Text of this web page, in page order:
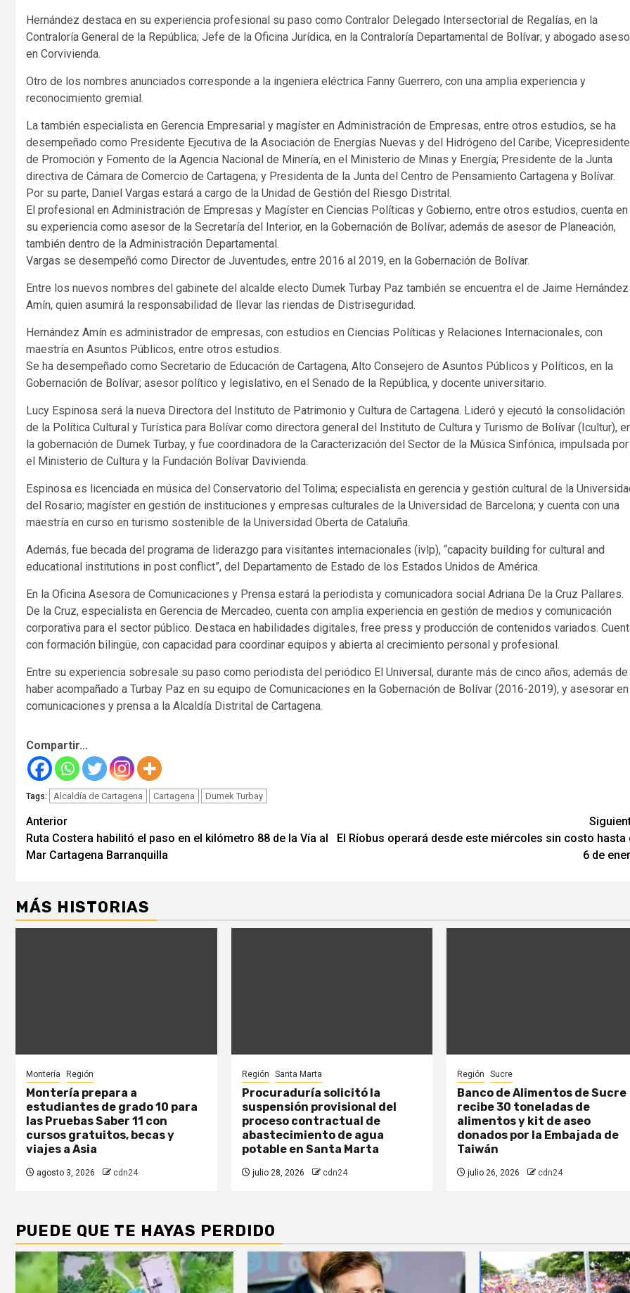
Hernández destaca en su experiencia profesional su paso como Contralor Delegado Intersectorial de Regalías, en la
Contraloría General de la República; Jefe de la Oficina Jurídica, en la Contraloría Departamental de Bolívar; y abogado
en Corvivienda.
Otro de los nombres anunciados corresponde a la ingeniera eléctrica Fanny Guerrero, con una amplia experiencia y
reconocimiento gremial.
La también especialista en Gerencia Empresarial y magíster en Administración de Empresas, entre otros estudios, se ha
desempeñado como Presidente Ejecutiva de la Asociación de Energías Nuevas y del Hidrógeno del Caribe; Vicepresidente
de Promoción y Fomento de la Agencia Nacional de Minería, en el Ministerio de Minas y Energía; Presidente de la Junta
directiva de Cámara de Comercio de Cartagena; y Presidenta de la Junta del Centro de Pensamiento Cartagena y Bolívar.
Por su parte, Daniel Vargas estará a cargo de la Unidad de Gestión del Riesgo Distrital.
El profesional en Administración de Empresas y Magíster en Ciencias Políticas y Gobierno, entre otros estudios, cuenta en
su experiencia como asesor de la Secretaría del Interior, en la Gobernación de Bolívar; además de asesor de Planeación,
también dentro de la Administración Departamental.
Vargas se desempeñó como Director de Juventudes, entre 2016 al 2019, en la Gobernación de Bolívar.
Entre los nuevos nombres del gabinete del alcalde electo Dumek Turbay Paz también se encuentra el de Jaime Hernández
Amín, quien asumirá la responsabilidad de llevar las riendas de Distriseguridad.
Hernández Amín es administrador de empresas, con estudios en Ciencias Políticas y Relaciones Internacionales, con
maestría en Asuntos Públicos, entre otros estudios.
Se ha desempeñado como Secretario de Educación de Cartagena, Alto Consejero de Asuntos Públicos y Políticos, en la
Gobernación de Bolívar; asesor político y legislativo, en el Senado de la República, y docente universitario.
Lucy Espinosa será la nueva Directora del Instituto de Patrimonio y Cultura de Cartagena. Lideró y ejecutó la consolidación
de la Política Cultural y Turística para Bolívar como directora general del Instituto de Cultura y Turismo de Bolívar (Icultur),
la gobernación de Dumek Turbay, y fue coordinadora de la Caracterización del Sector de la Música Sinfónica, impulsada por
el Ministerio de Cultura y la Fundación Bolívar Davivienda.
Espinosa es licenciada en música del Conservatorio del Tolima; especialista en gerencia y gestión cultural de la
del Rosario; magíster en gestión de instituciones y empresas culturales de la Universidad de Barcelona; y cuenta con una
maestría en curso en turismo sostenible de la Universidad Oberta de Cataluña.
Además, fue becada del programa de liderazgo para visitantes internacionales (ivlp), “capacity building for cultural and
educational institutions in post conflict”, del Departamento de Estado de los Estados Unidos de América.
En la Oficina Asesora de Comunicaciones y Prensa estará la periodista y comunicadora social Adriana De la Cruz Pallares.
De la Cruz, especialista en Gerencia de Mercadeo, cuenta con amplia experiencia en gestión de medios y comunicación
corporativa para el sector público. Destaca en habilidades digitales, free press y producción de contenidos variados.
con formación bilingüe, con capacidad para coordinar equipos y abierta al crecimiento personal y profesional.
Entre su experiencia sobresale su paso como periodista del periódico El Universal, durante más de cinco años; además de
haber acompañado a Turbay Paz en su equipo de Comunicaciones en la Gobernación de Bolívar (2016-2019), y asesorar en
comunicaciones y prensa a la Alcaldía Distrital de Cartagena.
Compartir...
Tags: Alcaldía de Cartagena Cartagena Dumek Turbay
Seguir
leyendo
Anterior
Ruta Costera habilitó el paso en el kilómetro 88 de la Vía al
Mar Cartagena Barranquilla
El Ríobus operará desde este miércoles sin costo hasta
6 de
MÁS HISTORIAS
Montería Región
Montería prepara a
estudiantes de grado 10 para
las Pruebas Saber 11 con
cursos gratuitos, becas y
viajes a Asia
agosto 3, 2026 cdn24
Región Santa Marta
Procuraduría solicitó la
suspensión provisional del
proceso contractual de
abastecimiento de agua
potable en Santa Marta
julio 28, 2026 cdn24
Región Sucre
Banco de Alimentos de Sucre
recibe 30 toneladas de
alimentos y kit de aseo
donados por la Embajada de
Taiwán
julio 26, 2026 cdn24
PUEDE QUE TE HAYAS PERDIDO